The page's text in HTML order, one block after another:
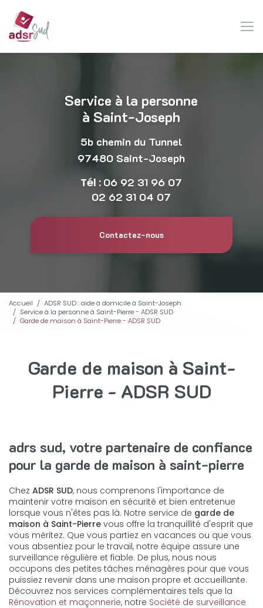
contenu
principal
Service à la personne
à Saint-Joseph
5b chemin du Tunnel
97480 Saint-Joseph
Contactez-nous
Tél : 06 92 31 96 07
02 62 31 04 07
Accueil
ADSR SUD : aide à domicile à Saint-Joseph
Service à la personne à Saint-Pierre - ADSR SUD
Garde de maison à Saint-Pierre - ADSR SUD
Garde de maison à Saint-
Pierre - ADSR SUD
adrs sud, votre partenaire de confiance
pour la garde de maison à saint-pierre
Chez ADSR SUD, nous comprenons l'importance de
maintenir votre maison en sécurité et bien entretenue
lorsque vous n'êtes pas là. Notre service de garde de
maison à Saint-Pierre vous offre la tranquillité d'esprit que
vous méritez. Que vous partiez en vacances ou que vous
vous absentiez pour le travail, notre équipe assure une
surveillance régulière et fiable. De plus, nous nous
occupons des petites tâches ménagères pour que vous
puissiez revenir dans une maison propre et accueillante.
Découvrez nos services complémentaires tels que la
Rénovation et maçonnerie, notre Société de surveillance